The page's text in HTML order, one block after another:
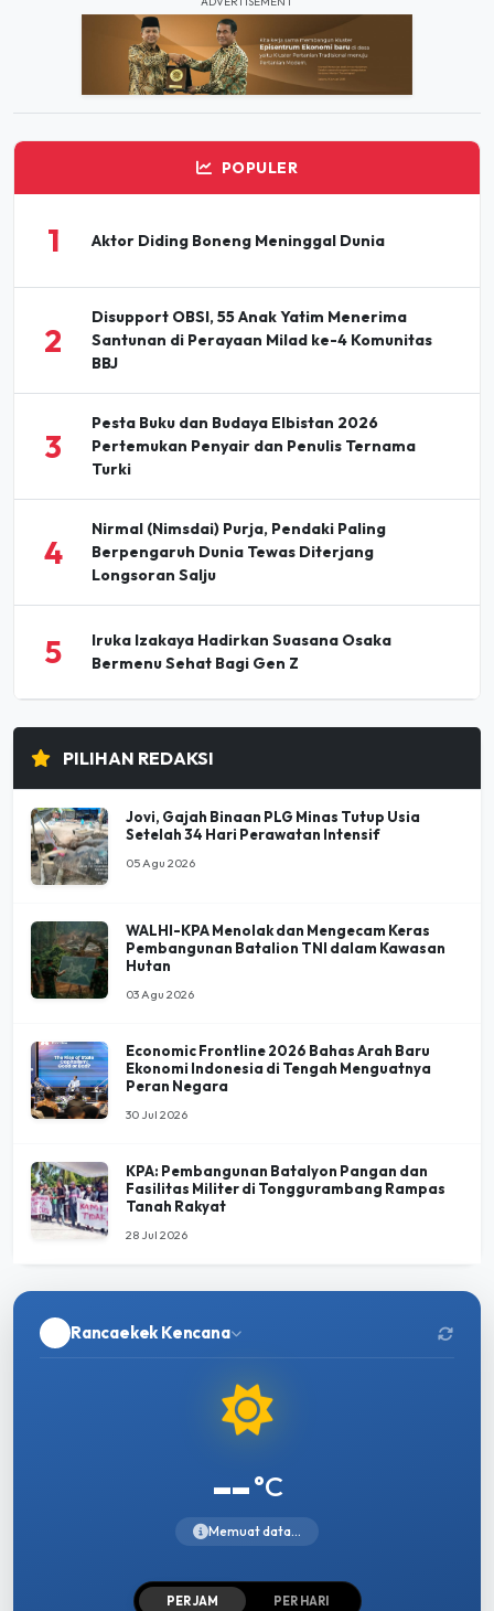
POPULER
1 Aktor Diding Boneng Meninggal Dunia
2
Disupport OBSI, 55 Anak Yatim Menerima
Santunan di Perayaan Milad ke-4 Komunitas
BBJ
3
Pesta Buku dan Budaya Elbistan 2026
Pertemukan Penyair dan Penulis Ternama
Turki
4
Nirmal (Nimsdai) Purja, Pendaki Paling
Berpengaruh Dunia Tewas Diterjang
Longsoran Salju
5
Iruka Izakaya Hadirkan Suasana Osaka
Bermenu Sehat Bagi Gen Z
PILIHAN REDAKSI
Jovi, Gajah Binaan PLG Minas Tutup Usia
Setelah 34 Hari Perawatan Intensif
05 Agu 2026
WALHI-KPA Menolak dan Mengecam Keras
Pembangunan Batalion TNI dalam Kawasan
Hutan
03 Agu 2026
Economic Frontline 2026 Bahas Arah Baru
Ekonomi Indonesia di Tengah Menguatnya
Peran Negara
30 Jul 2026
KPA: Pembangunan Batalyon Pangan dan
Fasilitas Militer di Tonggurambang Rampas
Tanah Rakyat
28 Jul 2026
Rancaekek Kencana
--°C
Memuat data...
PER JAM PER HARI